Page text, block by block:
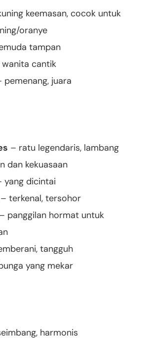
keemasan, cocok untuk
oranye
tampan
cantik
pemenang, juara
– ratu legendaris, lambang
dan kekuasaan
yang dicintai
– terkenal, tersohor
– panggilan hormat untuk
tangguh
yang mekar
harmonis